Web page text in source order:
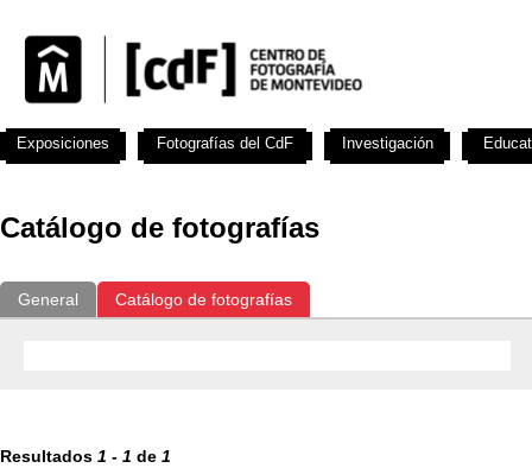
Catálogo de fotografías
General Catálogo de fotografías
Resultados 1 - 1 de 1
Exposiciones Fotografías del CdF Investigación